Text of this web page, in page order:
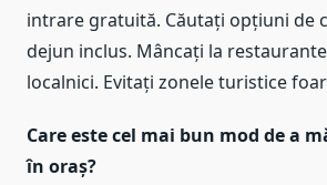
intrare gratuită. Căutați opțiuni de
dejun inclus. Mâncați la
localnici. Evitați zonele turistice
Care este cel mai bun mod de a
în oraș?